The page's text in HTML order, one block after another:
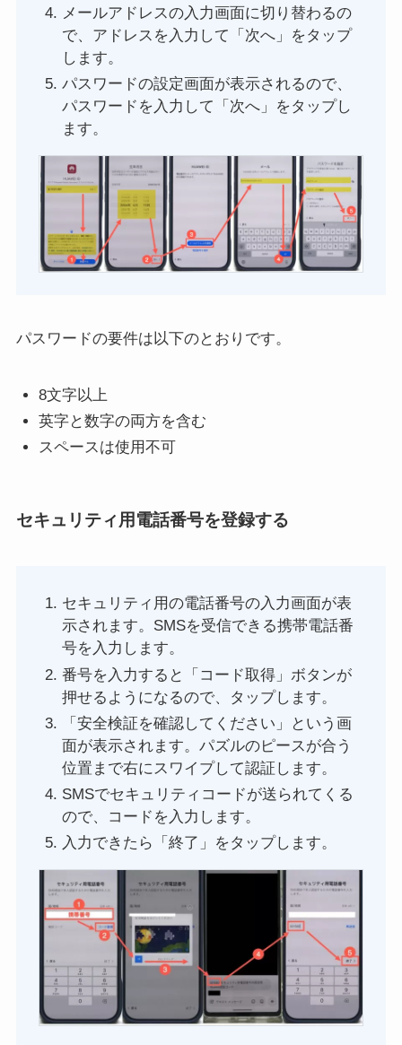
メールアドレスの入力画面に切り替わるの
で、アドレスを入力して「次へ」をタップ
します。
パスワードの設定画面が表示されるので、
パスワードを入力して「次へ」をタップし
ます。
パスワードの要件は以下のとおりです。
8文字以上
英字と数字の両方を含む
スペースは使用不可
セキュリティ用電話番号を登録する
セキュリティ用の電話番号の入力画面が表
示されます。SMSを受信できる携帯電話番
号を入力します。
番号を入力すると「コード取得」ボタンが
押せるようになるので、タップします。
「安全検証を確認してください」という画
面が表示されます。パズルのピースが合う
位置まで右にスワイプして認証します。
SMSでセキュリティコードが送られてくる
ので、コードを入力します。
入力できたら「終了」をタップします。